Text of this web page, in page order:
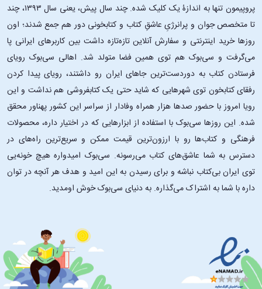
پروپیمون تنها به اندازۀ یک کلیک شده. چند سال پیش، یعنی سال ۱۳۹۳، چند
تا متخصص جوان و پرانرژیِ عاشقِ کتاب و کتابخونی دور هم جمع شدند؛ اون‌
روزها خرید اینترنتی و سفارش آنلاین تازه‌تازه داشت بین کاربرهای ایرانی پا
می‌گرفت و سی‌بوک هم توی همین فضا متولد شد. اهالی سی‌بوک رویای
فرستادن کتاب به دوردست‌ترین جاهای ایران رو داشتند، رویای پیدا کردن
رفقای کتابخون توی شهرهایی که شاید حتی یک کتابفروشی هم نداشت و این
رویا امروز با حضور صدها هزار همراه وفادار از سراسر این کشور پهناور محقق
شده. این ‌روزها سی‌بوک با استفاده از ابزارهایی که در اختیار داره، محصولات
فرهنگی و کتاب‌ها رو با ارزون‌ترین قیمت ممکن و سریع‌ترین راه‌های در
دسترس به شما عاشق‌های کتاب می‌رسونه. سی‌بوک امیدواره هیچ خونه‌یی
توی ایران بی‌کتاب نباشه و برای رسیدن به این امید و هدف هر آنچه در توان
داره با شما به اشتراک می‌گذاره. به دنیای سی‌بوک خوش اومدید.